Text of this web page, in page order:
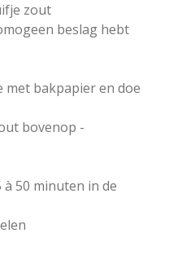
zout
beslag hebt
met bakpapier en doe
bovenop -
50 minuten in de